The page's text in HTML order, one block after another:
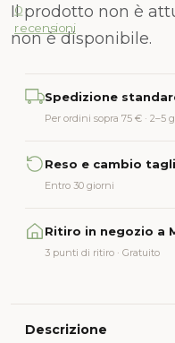
0
recensioni
Il prodotto non è
non è disponibile.
Spedizione
Per ordini sopra 75 € · 2–5
Reso e cambio
Entro 30 giorni
Ritiro in negozio a
3 punti di ritiro · Gratuito
Descrizione